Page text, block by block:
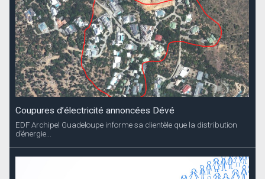
Coupures d’électricité annoncées Dévé
EDF Archipel Guadeloupe informe sa clientèle que la distribution
d’énergie...